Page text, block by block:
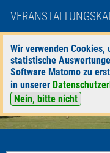
Wir verwenden
statistische
Software Matomo zu
in unserer
Nein, bitte nicht